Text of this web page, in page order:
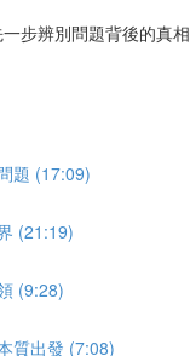
一步辨別問題背後的真
題 (17:09)
(21:19)
(9:28)
質出發 (7:08)